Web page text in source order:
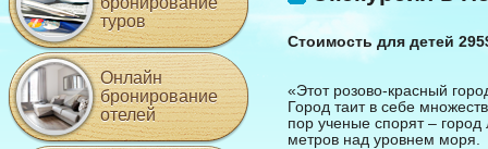
Стоимость для детей
«Этот розово-красный
Город таит в себе
пор ученые спорят – город
метров над уровнем моря.
туров
Онлайн
бронирование
отелей